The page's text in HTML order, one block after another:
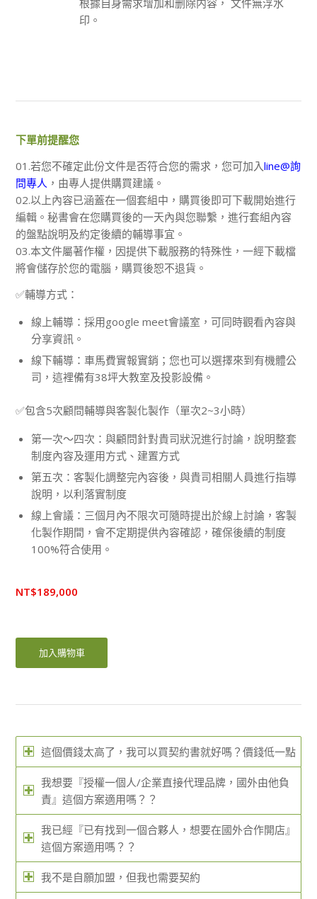
根據自身需求增加和删除内容， 文件無浮水
印。
下單前提醒您
01.若您不確定此份文件是否符合您的需求，您可加入line@詢
問專人 ，由專人提供購買建議。
02.以上內容已涵蓋在一個套組中，購買後即可下載開始進行
編輯。秘書會在您購買後的一天內與您聯繫，進行套組內容
的盤點說明及約定後續的輔導事宜。
03.本文件屬著作權，因提供下載服務的特殊性，一經下載檔
將會儲存於您的電腦，購買後恕不退貨。
✅輔導方式：
線上輔導：採用google meet會議室，可同時觀看內容與
分享資訊。
線下輔導：車馬費實報實銷；您也可以選擇來到有機體公
司，這裡備有38坪大教室及投影設備。
✅包含5次顧問輔導與客製化製作（單次2~3小時）
第一次～四次：與顧問針對貴司狀況進行討論，說明整套
制度內容及運用方式、建置方式
第五次：客製化調整完內容後，與貴司相關人員進行指導
說明，以利落實制度
線上會議：三個月內不限次可隨時提出於線上討論，客製
化製作期間，會不定期提供內容確認，確保後續的制度
100%符合使用。
NT$189,000
加入購物車
這個價錢太高了，我可以買契約書就好嗎？價錢低一點
我想要『授權一個人/企業直接代理品牌，國外由他負
責』這個方案適用嗎？？
我已經『已有找到一個合夥人，想要在國外合作開店』
這個方案適用嗎？？
我不是自願加盟，但我也需要契約